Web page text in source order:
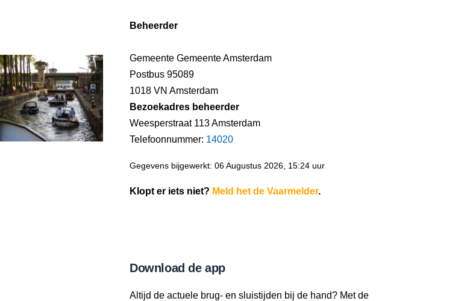
Beheerder
Gemeente Gemeente Amsterdam
Postbus 95089
1018 VN Amsterdam
Bezoekadres beheerder
Weesperstraat 113 Amsterdam
Telefoonnummer: 14020
Gegevens bijgewerkt: 06 Augustus 2026, 15:24 uur
Klopt er iets niet? Meld het de Vaarmelder.
Download de app
Altijd de actuele brug- en sluistijden bij de hand? Met de